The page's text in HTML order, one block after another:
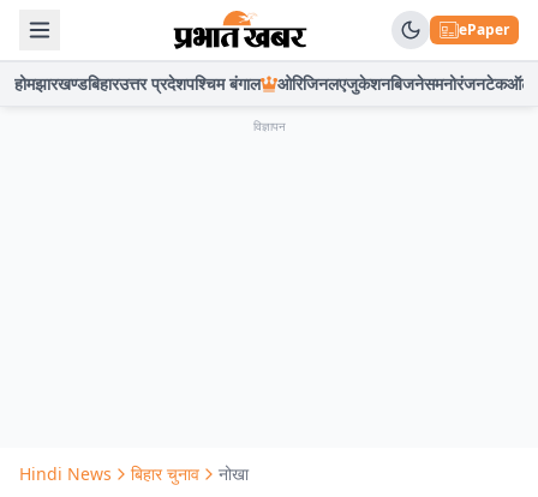
ePaper
होमझारखण्डबिहारउत्तर प्रदेशपश्चिम बंगाल ओरिजिनलएजुकेशनबिजनेसमनोरंजनटेकऑटो
विज्ञापन
Hindi News बिहार चुनाव नोखा